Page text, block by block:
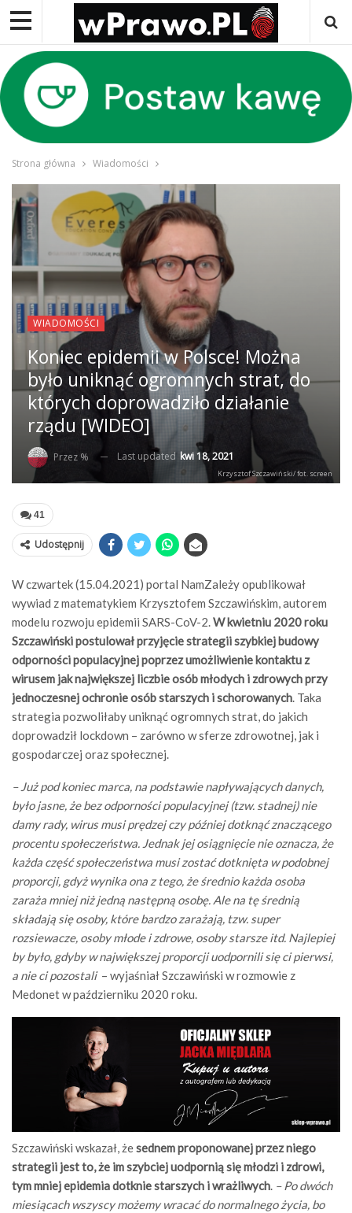
Strona główna Wiadomości
WIADOMOŚCI
Koniec epidemii w Polsce! Można
było uniknąć ogromnych strat, do
których doprowadziło działanie
rządu [WIDEO]
Przez % Last updated kwi 18, 2021
Krzysztof Szczawiński/ fot. screen
41
Udostępnij
W czwartek (15.04.2021) portal NamZależy opublikował
wywiad z matematykiem Krzysztofem Szczawińskim, autorem
modelu rozwoju epidemii SARS-CoV-2.W kwietniu 2020 roku
Szczawiński postulował przyjęcie strategii szybkiej budowy
odporności populacyjnej poprzez umożliwienie kontaktu z
wirusem jak największej liczbie osób młodych i zdrowych przy
jednoczesnej ochronie osób starszych i schorowanych. Taka
strategia pozwoliłaby uniknąć ogromnych strat, do jakich
doprowadził lockdown – zarówno w sferze zdrowotnej, jak i
gospodarczej oraz społecznej.
– Już pod koniec marca, na podstawie napływających danych,
było jasne, że bez odporności populacyjnej (tzw. stadnej) nie
damy rady, wirus musi prędzej czy później dotknąć znaczącego
procentu społeczeństwa. Jednak jej osiągnięcie nie oznacza, że
każda część społeczeństwa musi zostać dotknięta w podobnej
proporcji, gdyż wynika ona z tego, że średnio każda osoba
zaraża mniej niż jedną następną osobę. Ale na tę średnią
składają się osoby, które bardzo zarażają, tzw. super
rozsiewacze, osoby młode i zdrowe, osoby starsze itd. Najlepiej
by było, gdyby w największej proporcji uodpornili się ci pierwsi,
a nie ci pozostali– wyjaśniał Szczawiński w rozmowie z
Medonet w październiku 2020 roku.
Szczawiński wskazał, żesednem proponowanej przez niego
strategii jest to, że im szybciej uodpornią się młodzi i zdrowi,
tym mniej epidemia dotknie starszych i wrażliwych. – Po dwóch
miesiącach wszyscy możemy wracać do normalnego życia, bo